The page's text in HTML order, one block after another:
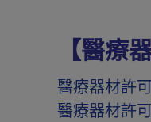
【醫療
醫療器材許
醫療器材許